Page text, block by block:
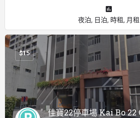
夜泊, 日泊, 時租, 月租
佳寶22停車場 Kai Bo 22
$15